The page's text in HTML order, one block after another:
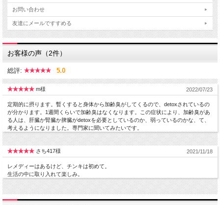
お問い合わせ
友達にメールですすめる
お客様の声（2件）
総評: 5.0
m様 2022/07/23
定期的に摂ります。暫くすると身体から加齢臭がしてくるので、detoxされているの
が分かります。1週間くらいで加齢臭はなくなります。この症状により、加齢臭があ
る人は、肝臓か腎臓か脾臓がdetoxを必要としているのか、弱っているのかな、て、
考えるようになりました。専門家に聞いてみたいです。
さち417様 2021/11/18
レメディーはあるけど、チンキは初めて。
生活の中に取り入れて楽しみ。